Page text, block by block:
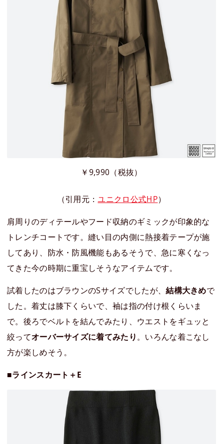
￥9,990（税抜）
（引用元：ユニクロ公式HP）
肩周りのディテールやフード収納のギミックが印象的な
トレンチコートです。縫い目の内側に熱接着テープが施
してあり、防水・防風機能もあるそうで、急に寒くなっ
てきた今の時期に重宝しそうなアイテムです。
試着したのはブラウンのSサイズでしたが、結構大きめで
した。着丈は膝下くらいで、袖は指の付け根くらいま
で。後ろでベルトを結んでみたり、ウエストをギュッと
絞ってオーバーサイズに着てみたり。いろんな着こなし
方が楽しめそう。
■ラインスカート＋E